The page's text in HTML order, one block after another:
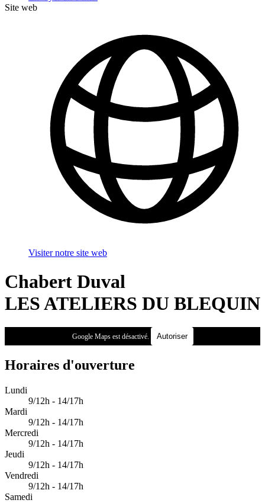
Site web
Visiter notre site web
Chabert Duval
LES ATELIERS DU BLEQUIN
Google Maps est désactivé. Autoriser
Horaires d'ouverture
Lundi
9/12h - 14/17h
Mardi
9/12h - 14/17h
Mercredi
9/12h - 14/17h
Jeudi
9/12h - 14/17h
Vendredi
9/12h - 14/17h
Samedi